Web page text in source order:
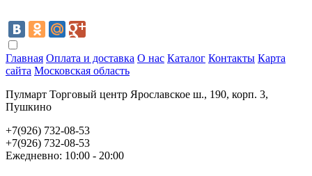
Главная Оплата и доставка О нас Каталог Контакты Карта
сайта Московская область
Пулмарт Торговый центр Ярославское ш., 190, корп. 3,
Пушкино
+7(926) 732-08-53
+7(926) 732-08-53
Ежедневно: 10:00 - 20:00